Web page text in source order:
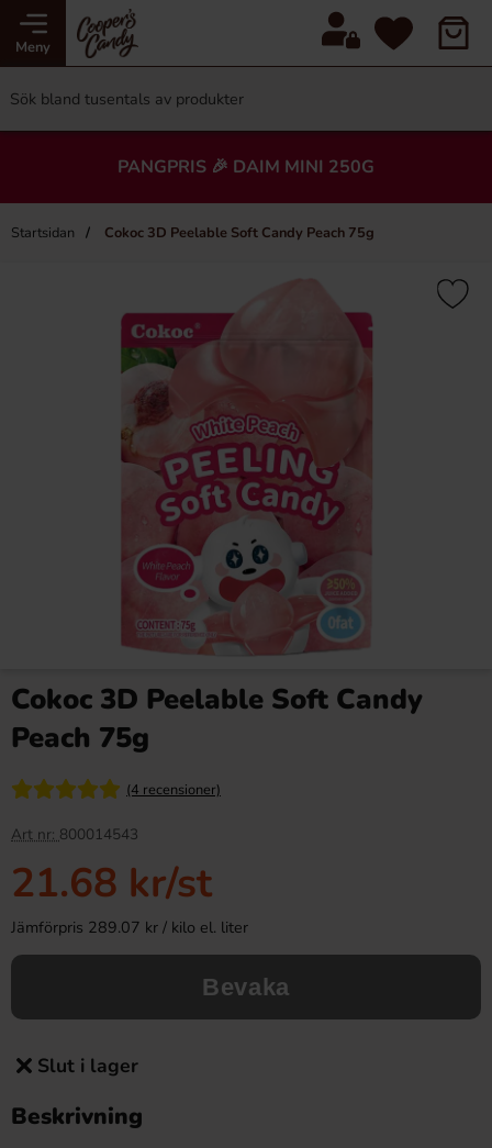
Meny
PANGPRIS 🎉 DAIM MINI 250G
Startsidan Cokoc 3D Peelable Soft Candy Peach 75g
Cokoc 3D Peelable Soft Candy
Peach 75g
(4 recensioner)
Art nr: 800014543
21.68 kr/st
Jämförpris 289.07 kr / kilo el. liter
Bevaka
Slut i lager
Beskrivning